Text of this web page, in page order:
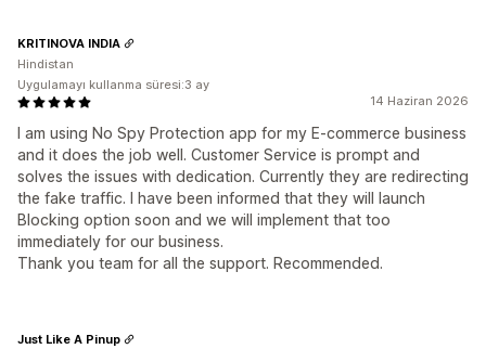
14 Haziran 2026
I am using No Spy Protection app for my E-commerce business
and it does the job well. Customer Service is prompt and
solves the issues with dedication. Currently they are redirecting
the fake traffic. I have been informed that they will launch
Blocking option soon and we will implement that too
immediately for our business.
Thank you team for all the support. Recommended.
KRITINOVA INDIA
Hindistan
Uygulamayı kullanma süresi:3 ay
Just Like A Pinup